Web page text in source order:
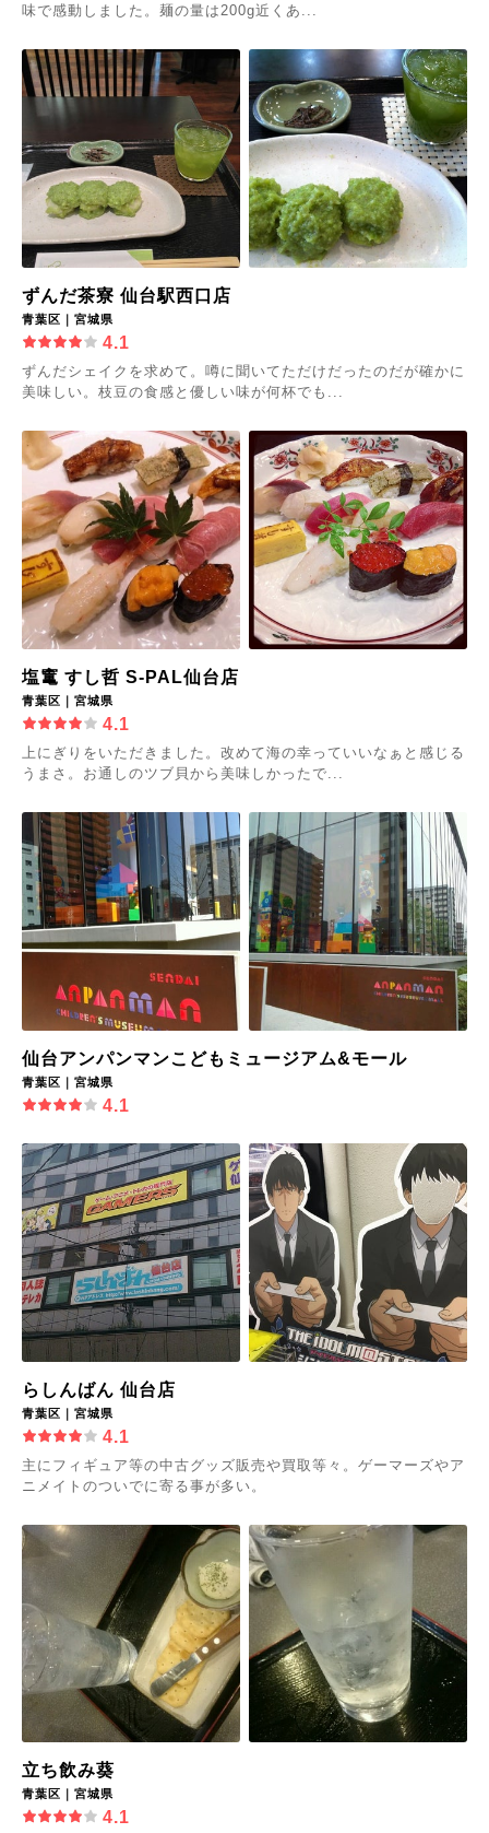
味で感動しました。麺の量は200g近くあ...
ずんだ茶寮 仙台駅西口店
青葉区｜宮城県
4.1
ずんだシェイクを求めて。噂に聞いてただけだったのだが確かに
美味しい。枝豆の食感と優しい味が何杯でも...
塩竃 すし哲 S-PAL仙台店
青葉区｜宮城県
4.1
上にぎりをいただきました。改めて海の幸っていいなぁと感じる
うまさ。お通しのツブ貝から美味しかったで...
仙台アンパンマンこどもミュージアム&モール
青葉区｜宮城県
4.1
らしんばん 仙台店
青葉区｜宮城県
4.1
主にフィギュア等の中古グッズ販売や買取等々。ゲーマーズやア
ニメイトのついでに寄る事が多い。
立ち飲み葵
青葉区｜宮城県
4.1